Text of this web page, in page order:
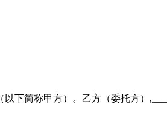
下简称甲方）。乙方（委托方）